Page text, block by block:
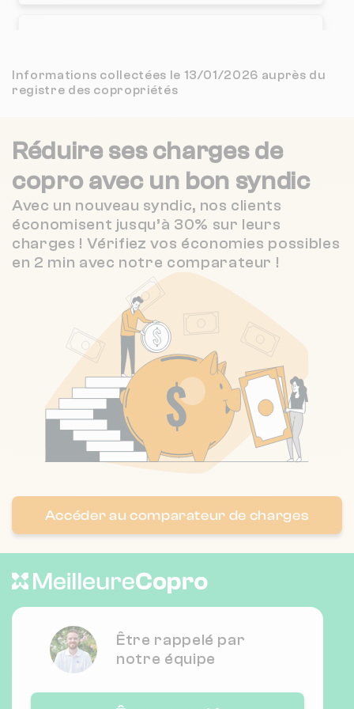
SKURPEL IMMOBILIER 9 km
3.1 / 5
19 r des vosges 59510 Hem
Chauffage individuel
Nombre de lots : 201
1 r arthur bacro 59390 Lys-lez-Lannoy
Chauffage collectif
❯
Nombre de lots : 238
1 r de rochdale 59200 Tourcoing
Chauffage collectif
Nombre de lots : 180
1 av de flandre 59150 Wattrelos
Chauffage individuel
Nombre de lots : 205
Chauffage collectif
Nombre de lots : 64
32 av jean mermoz 59200 Tourcoing
Informations collectées le 13/01/2026 auprès du
registre des copropriétés
Réduire ses charges de
copro avec un bon syndic
Avec un nouveau syndic, nos clients
économisent jusqu’à 30% sur leurs
charges ! Vérifiez vos économies possibles
en 2 min avec notre comparateur !
Accéder au comparateur de charges
Être rappelé par
notre équipe